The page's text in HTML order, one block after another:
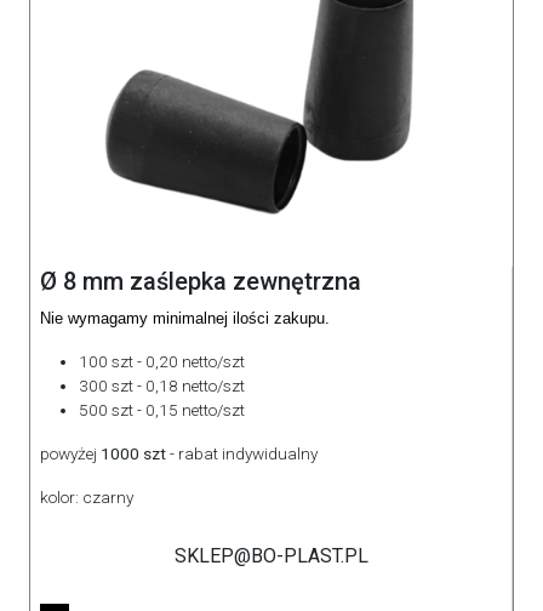
Ø 8 mm zaślepka zewnętrzna
Nie wymagamy minimalnej ilości zakupu.
100 szt - 0,20 netto/szt
300 szt - 0,18 netto/szt
500 szt - 0,15 netto/szt
powyżej 1000 szt- rabat indywidualny
kolor: czarny
SKLEP@BO-PLAST.PL